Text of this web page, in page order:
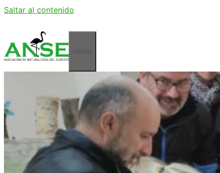
Saltar al contenido